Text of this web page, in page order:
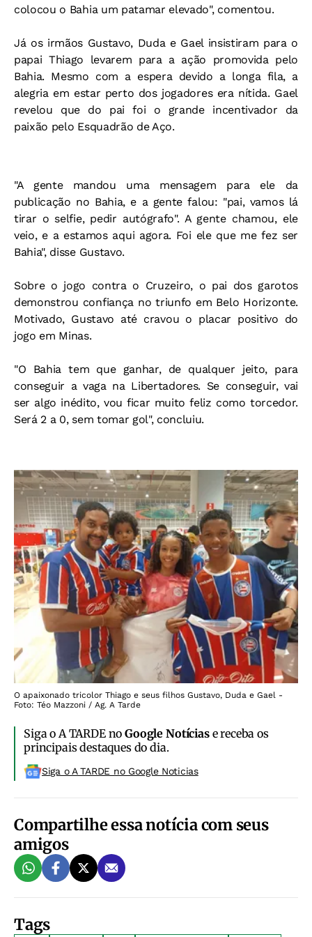
colocou o Bahia um patamar elevado", comentou.
Já os irmãos Gustavo, Duda e Gael insistiram para o
papai Thiago levarem para a ação promovida pelo
Bahia. Mesmo com a espera devido a longa fila, a
alegria em estar perto dos jogadores era nítida. Gael
revelou que do pai foi o grande incentivador da
paixão pelo Esquadrão de Aço.
"A gente mandou uma mensagem para ele da
publicação no Bahia, e a gente falou: "pai, vamos lá
tirar o selfie, pedir autógrafo". A gente chamou, ele
veio, e a estamos aqui agora. Foi ele que me fez ser
Bahia", disse Gustavo.
Sobre o jogo contra o Cruzeiro, o pai dos garotos
demonstrou confiança no triunfo em Belo Horizonte.
Motivado, Gustavo até cravou o placar positivo do
jogo em Minas.
"O Bahia tem que ganhar, de qualquer jeito, para
conseguir a vaga na Libertadores. Se conseguir, vai
ser algo inédito, vou ficar muito feliz como torcedor.
Será 2 a 0, sem tomar gol", concluiu.
O apaixonado tricolor Thiago e seus filhos Gustavo, Duda e Gael -
Foto: Téo Mazzoni / Ag. A Tarde
Siga o A TARDE noGoogle Notíciase receba os
principais destaques do dia.
Siga o A TARDE no Google Noticias
Compartilhe essa notícia com seus
amigos
Tags